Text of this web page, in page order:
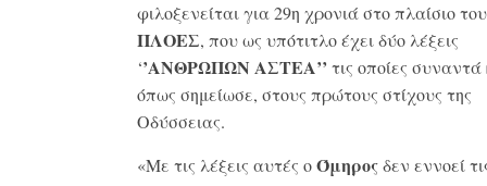
φιλοξενείται για 29η χρονιά στο πλαίσιο
ΠΛΟΕΣ, που ως υπότιτλο έχει δύο λέξεις
‘’ΑΝΘΡΩΠΩΝ ΑΣΤΕΑ’’ τις οποίες συναντά
όπως σημείωσε, στους πρώτους στίχους της
Οδύσσειας.
«Με τις λέξεις αυτές οΌμηροςδεν εννοεί